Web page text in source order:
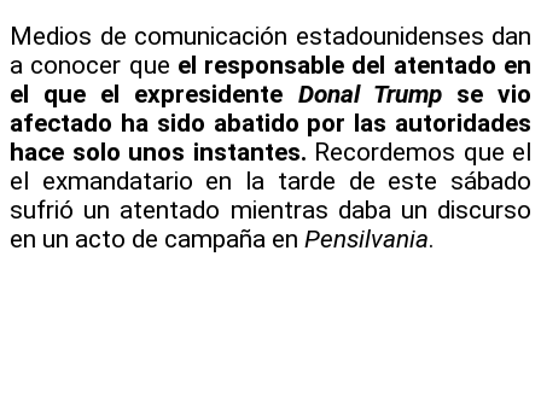
Medios de comunicación estadounidenses dan
a conocer que el responsable del atentado en
el que el expresidente Donal Trumpse vio
afectado ha sido abatido por las autoridades
hace solo unos instantes. Recordemos que el
el exmandatario en la tarde de este sábado
sufrió un atentado mientras daba un discurso
en un acto de campaña en Pensilvania.